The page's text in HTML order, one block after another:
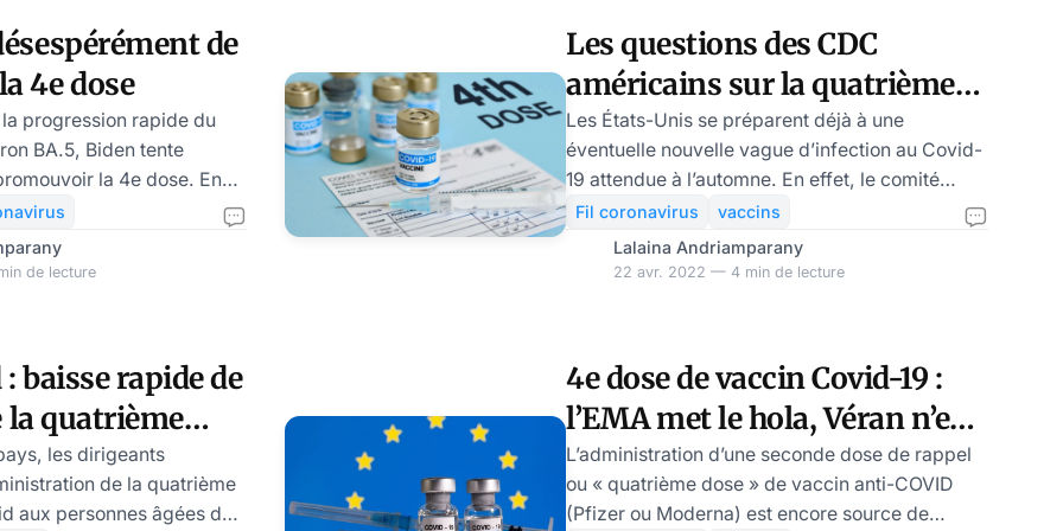
Plus contagieux, mais
sous-variants d’Omicron
plus en Europe. Selon
l’administration d’une quatrième dose ne
susciterait pas un niveau immunitaire plus
élevé, les vaccins AR
de
4e dose
progression rapide du
BA.5, Biden tente
la 4e dose. En
une seconde
les adultes. La mise
dépendrait du nombre
des infections et
de mai
de lecture
Les questions des CDC
américains sur la quatrième
dose
Les États-Unis se préparent déjà à une
éventuelle nouvelle vague d’infection au Covid-
19 attendue à l’automne. En effet, le comité
consultatif des centres de contrôle et de
prévention des maladies (CDC) s’est réuni
mercredi pour étudier la stratégie de
d’experts des CDC reste sceptique quant à
l’usage de cette nouvelle injection pour
l’ensemble de la population. Si les résult
Fil coronavirus
vaccins
Lalaina Andriamparany
22 avr. 2022 — 4 min de lecture
baisse rapide de
la quatrième
étude
les dirigeants
de la quatrième
aux personnes âgées de
4e dose de vaccin Covid-19 :
l’EMA met le hola, Véran n’en
tient pas compte
L’administration d’une seconde dose de rappel
ou « quatrième dose » de vaccin anti-COVID
(Pfizer ou Moderna) est encore source de